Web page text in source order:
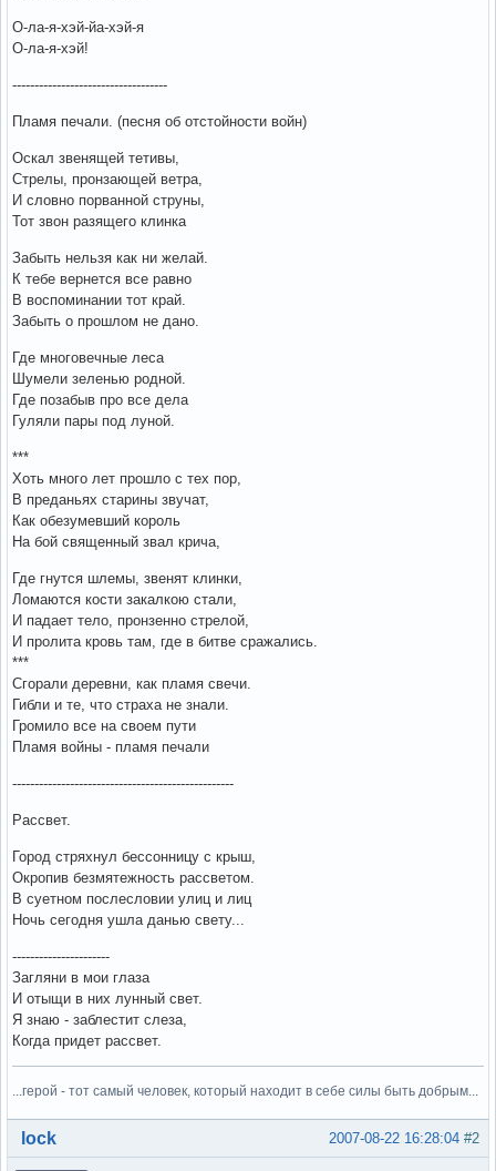
О-ла-я-хэй-йа-хэй-я
О-ла-я-хэй!
-----------------------------------
Пламя печали. (песня об отстойности войн)
Оскал звенящей тетивы,
Стрелы, пронзающей ветра,
И словно порванной струны,
Тот звон разящего клинка
Забыть нельзя как ни желай.
К тебе вернется все равно
В воспоминании тот край.
Забыть о прошлом не дано.
Где многовечные леса
Шумели зеленью родной.
Где позабыв про все дела
Гуляли пары под луной.
***
Хоть много лет прошло с тех пор,
В преданьях старины звучат,
Как обезумевший король
На бой священный звал крича,
Где гнутся шлемы, звенят клинки,
Ломаются кости закалкою стали,
И падает тело, пронзенно стрелой,
И пролита кровь там, где в битве сражались.
***
Сгорали деревни, как пламя свечи.
Гибли и те, что страха не знали.
Громило все на своем пути
Пламя войны - пламя печали
--------------------------------------------------
Рассвет.
Город стряхнул бессонницу с крыш,
Окропив безмятежность рассветом.
В суетном послесловии улиц и лиц
Ночь сегодня ушла данью свету...
----------------------
Загляни в мои глаза
И отыщи в них лунный свет.
Я знаю - заблестит слеза,
Когда придет рассвет.
...герой - тот самый человек, который находит в себе силы быть добрым...
Вне форума #2
2007-08-22 16:28:04
lock